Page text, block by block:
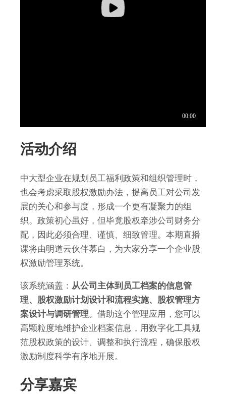
活动介绍
中大型企业在规划员工福利政策和组织管理时，
也会考虑采取股权激励办法，提高员工对公司发
展的关心和参与度，形成一个更有凝聚力的组
织。政策初心虽好，但毕竟股权牵涉公司财务分
配，因此必须合理、谨慎、细致管理。本期直播
课将由明道云伙伴慕白，为大家分享一个企业股
权激励管理系统。
该系统涵盖： 从公司主体到员工档案的信息管
理、股权激励计划设计和流程实施、股权管理方
案设计与调研管理。借助这个管理应用，您可以
高颗粒度地维护企业档案信息，用数字化工具规
范股权政策的设计、调整和执行流程，确保股权
激励制度科学有序地开展。
分享嘉宾